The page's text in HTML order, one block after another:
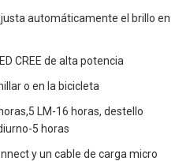
automáticamente el brillo en
CREE de alta potencia
o en la bicicleta
LM-16 horas, destello
5 horas
y un cable de carga micro